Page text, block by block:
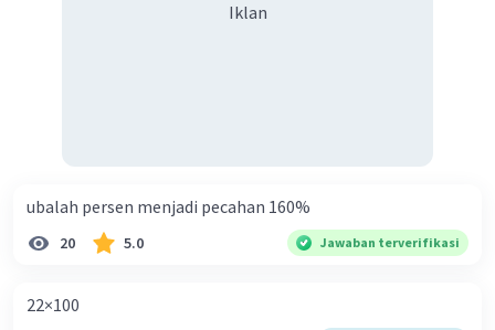
Iklan
ubalah persen menjadi pecahan 160%
20 5.0 Jawaban terverifikasi
22×100